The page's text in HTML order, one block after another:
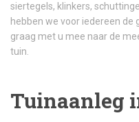
siertegels, klinkers,
hebben we voor iedereen de
graag met u mee naar de
tuin.
Tuinaanleg